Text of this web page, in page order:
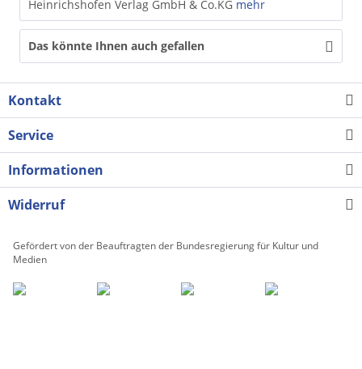
Heinrichshofen Verlag GmbH & Co.KG mehr
Das könnte Ihnen auch gefallen
Kontakt
Service
Informationen
Widerruf
Gefördert von der Beauftragten der Bundesregierung für Kultur und
Medien